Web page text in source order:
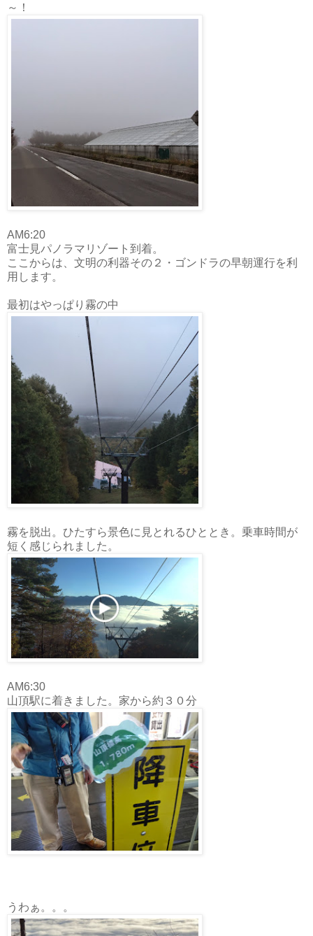
～！
AM6:20
富士見パノラマリゾート到着。
ここからは、文明の利器その２・ゴンドラの早朝運行を利
用します。
最初はやっぱり霧の中
霧を脱出。ひたすら景色に見とれるひととき。乗車時間が
短く感じられました。
AM6:30
山頂駅に着きました。家から約３０分
うわぁ。。。